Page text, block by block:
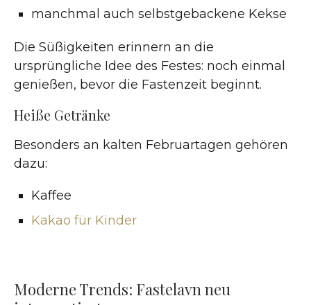
manchmal auch selbstgebackene Kekse
Die Süßigkeiten erinnern an die
ursprüngliche Idee des Festes: noch einmal
genießen, bevor die Fastenzeit beginnt.
Heiße Getränke
Besonders an kalten Februartagen gehören
dazu:
Kaffee
Kakao für Kinder
Moderne Trends: Fastelavn neu